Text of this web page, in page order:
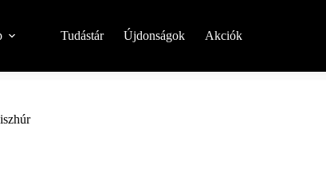
Tudástár Újdonságok Akciók